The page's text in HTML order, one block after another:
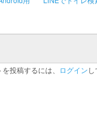
投稿するには、 ログイン